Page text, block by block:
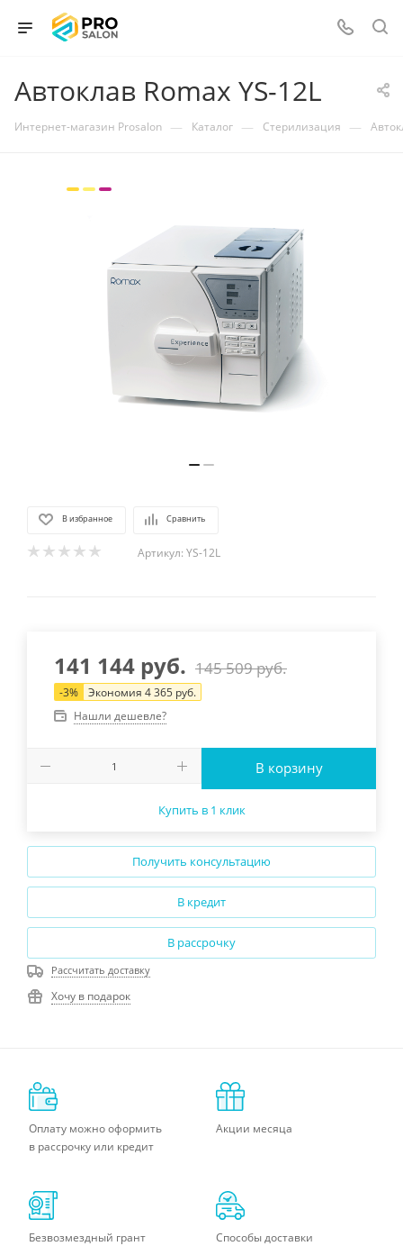
Автоклав Romax YS-12L
Интернет-магазин Prosalon — Каталог — Стерилизация —
В избранное Сравнить
Артикул: YS-12L
141 144 руб. 145 509руб.
-3% Экономия 4 365 руб.
Нашли дешевле?
В корзину
Купить в 1 клик
Получить консультацию
В кредит
В рассрочку
Рассчитать доставку
Хочу в подарок
Оплату можно оформить
в рассрочку или кредит
Акции месяца
Безвозмездный грант
Способы доставки